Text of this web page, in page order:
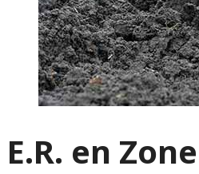
E.R. en